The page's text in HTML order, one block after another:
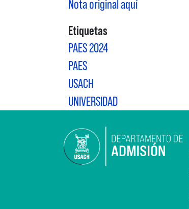
Nota original aquí
Etiquetas
PAES 2024
PAES
USACH
UNIVERSIDAD